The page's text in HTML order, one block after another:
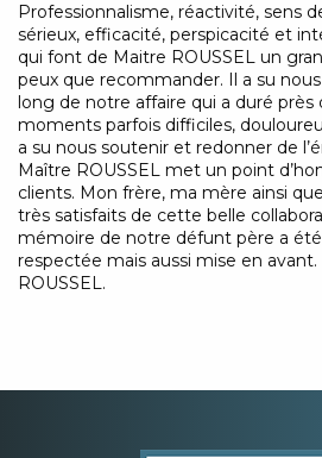
Professionnalisme, réactivité, sens
sérieux, efficacité, perspicacité et
qui font de Maitre ROUSSEL un
peux que recommander. Il a su
long de notre affaire qui a duré près
moments parfois difficiles,
a su nous soutenir et redonner de
Maître ROUSSEL met un point
clients. Mon frère, ma mère ainsi
très satisfaits de cette belle
mémoire de notre défunt père a
respectée mais aussi mise en
ROUSSEL.